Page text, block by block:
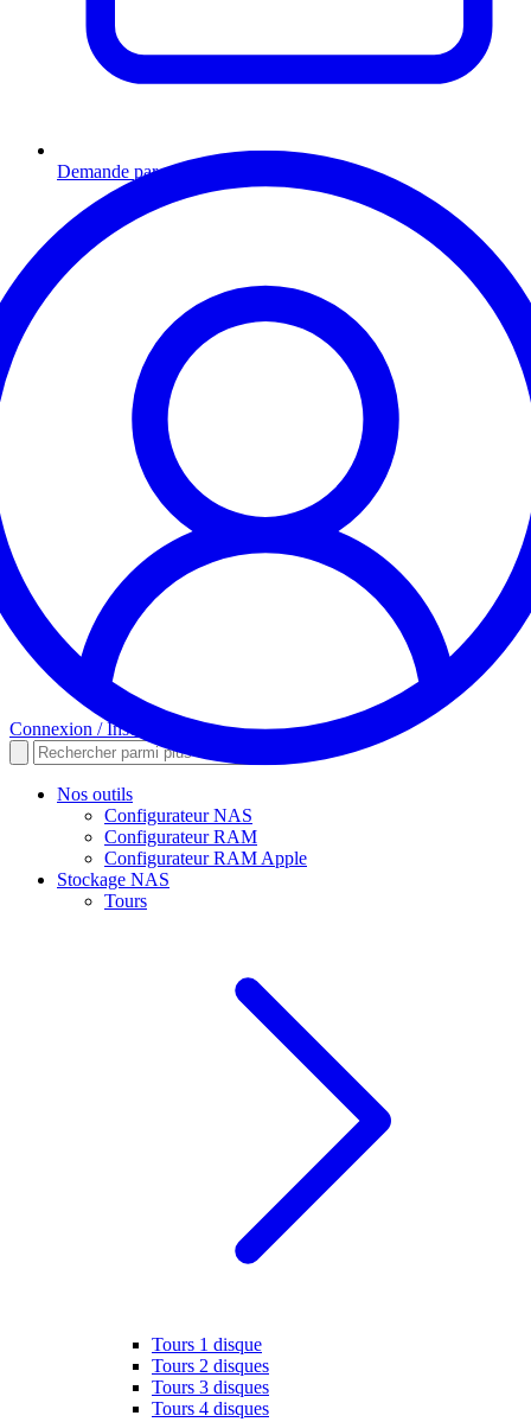
Demande par email
Connexion / Inscription
Nos outils
Configurateur NAS
Configurateur RAM
Configurateur RAM Apple
Stockage NAS
Tours
Tours 1 disque
Tours 2 disques
Tours 3 disques
Tours 4 disques